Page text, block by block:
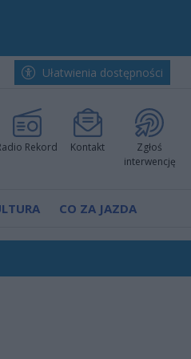
Ułatwienia dostępności
Rekord Kontakt
Zgłoś
interwencję
CO ZA JAZDA